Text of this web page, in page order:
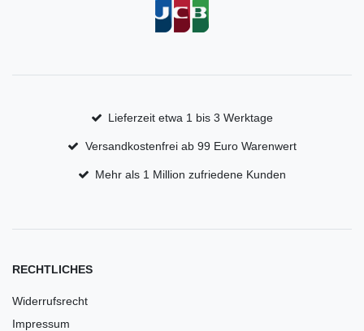
Lieferzeit etwa 1 bis 3 Werktage
Versandkostenfrei ab 99 Euro Warenwert
Mehr als 1 Million zufriedene Kunden
RECHTLICHES
Widerrufsrecht
Impressum